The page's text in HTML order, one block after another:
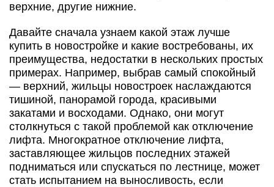
верхние, другие нижние.
Давайте сначала узнаем какой этаж лучше
купить в новостройке и какие востребованы, их
преимущества, недостатки в нескольких простых
примерах. Например, выбрав самый спокойный
— верхний, жильцы новостроек наслаждаются
тишиной, панорамой города, красивыми
закатами и восходами. Однако, они могут
столкнуться с такой проблемой как отключение
лифта. Многократное отключение лифта,
заставляющее жильцов последних этажей
подниматься или спускаться по лестнице, может
стать испытанием на выносливость, если